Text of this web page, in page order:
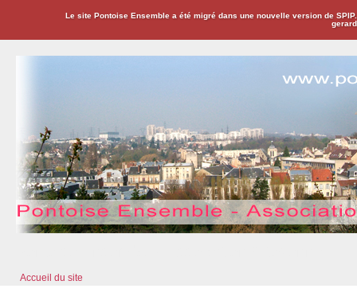
Le site Pontoise Ensemble a été migré dans une nouvelle version de
Accueil du site